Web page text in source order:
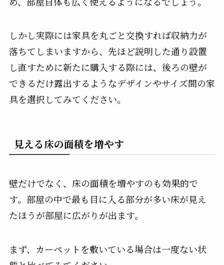
しかし実際には家具を丸ごと交換すれば収納力が
落ちてしまいますから、先ほど説明した通り設置
し直すために新たに購入する際には、後ろの壁が
できるだけ露出するようなデザインやサイズ間の家
具を選択してみてください。
見える床の面積を増やす
壁だけでなく、床の面積を増やすのも効果的で
す。部屋の中で最も目に入る部分が多い床が見え
たほうが部屋に広がりが出ます。
まず、カーペットを敷いている場合は一度ない状